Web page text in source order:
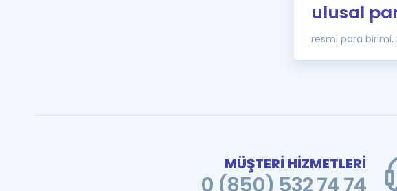
ulusal
resmi para birimi,
MÜŞTERİ HİZMETLERİ
0 (850) 532 74 74